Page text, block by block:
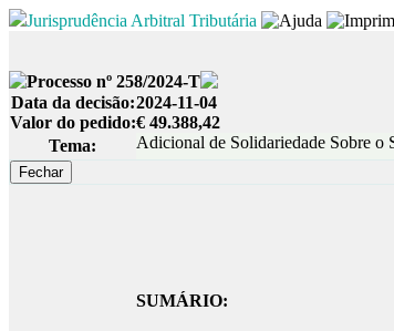
Jurisprudência Arbitral Tributária
Processo nº 258/2024-T
Data da decisão:2024-11-04
Valor do pedido:€ 49.388,42
Tema:
Adicional de Solidariedade Sobre o
SUMÁRIO: